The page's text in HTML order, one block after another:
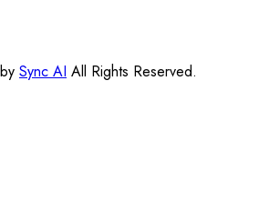
Sync AI All Rights Reserved.